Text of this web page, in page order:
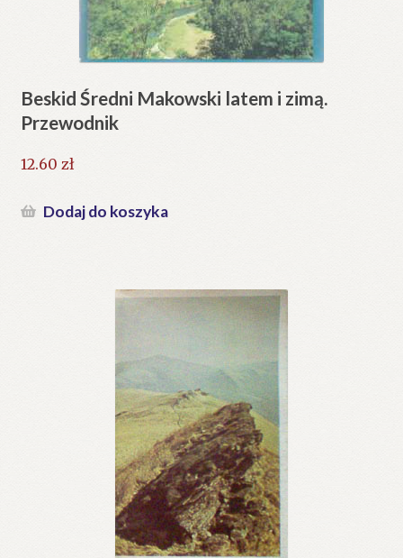
Beskid Średni Makowski latem i zimą.
Przewodnik
12.60 zł
Dodaj do koszyka